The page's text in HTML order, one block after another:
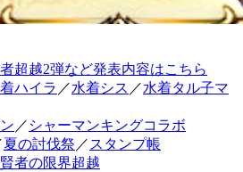
超越2弾など発表内容はこちら
ハイラ ／水着シス ／水着タル子マ
／ シャーマンキングコラボ
夏の討伐祭 ／ スタンプ帳
賢者の限界超越